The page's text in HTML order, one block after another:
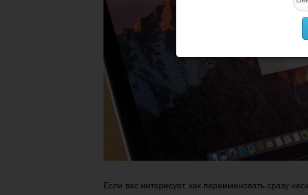
Если вас интересует, как переименовать сразу